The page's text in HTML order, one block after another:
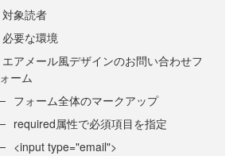
対象読者
必要な環境
エアメール風デザインのお問い合わせフ
ォーム
フォーム全体のマークアップ
required属性で必須項目を指定
<input type="email">